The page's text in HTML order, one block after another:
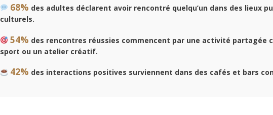
68% des adultes déclarent avoir rencontré quelqu’un dans des lieux
culturels.
54% des rencontres réussies commencent par une activité partagée
sport ou un atelier créatif.
42% des interactions positives surviennent dans des cafés et bars